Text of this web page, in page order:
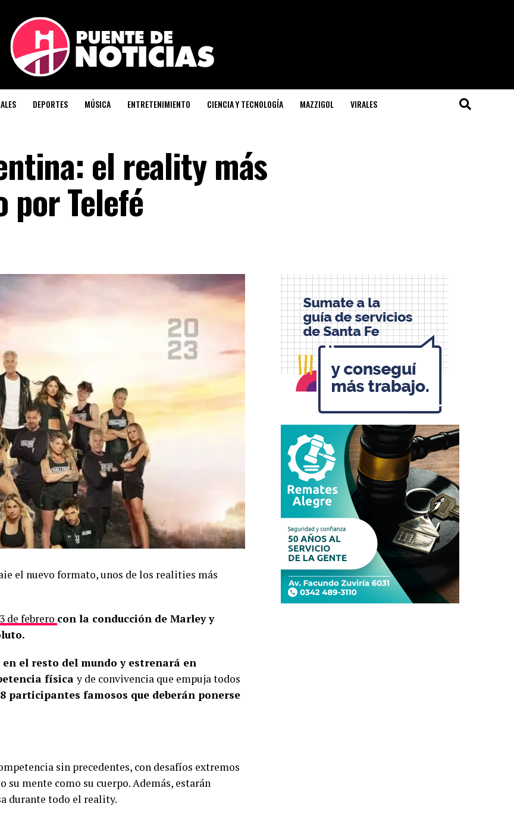
DEPORTES MÚSICA ENTRETENIMIENTO CIENCIA Y TECNOLOGÍA MAZZIGOL VIRALES
el reality más
por Telefé
el nuevo formato, unos de los realities más
de febrero con la conducción de Marley y
el resto del mundo y estrenará en
físicay de convivencia que empuja todos
participantes famosos que deberán ponerse
sin precedentes, con desafíos extremos
mente como su cuerpo. Además, estarán
durante todo el reality.